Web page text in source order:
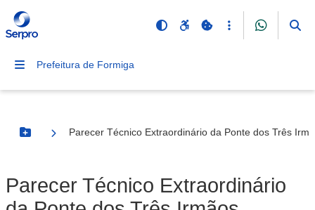
Prefeitura de Formiga
Botão Menu
Parecer Técnico Extraordinário da Ponte dos Três
Parecer Técnico Extraordinário